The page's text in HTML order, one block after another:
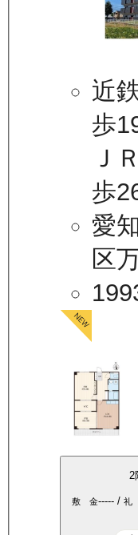
近
歩
Ｊ
歩
愛
区
2
敷 金-----/ 礼